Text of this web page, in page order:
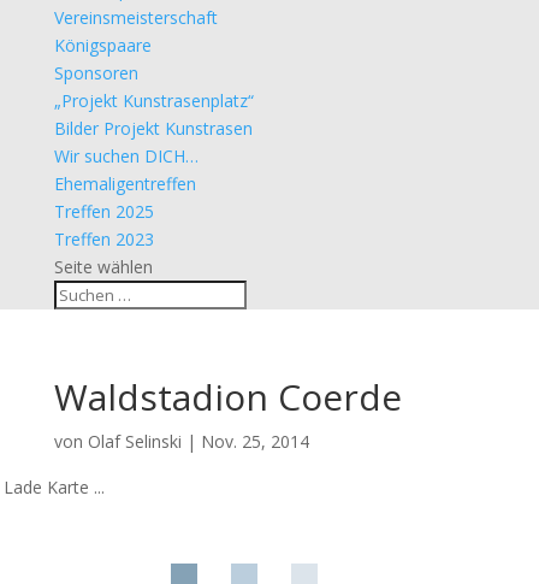
Vereinsmeisterschaft
Königspaare
Sponsoren
„Projekt Kunstrasenplatz“
Bilder Projekt Kunstrasen
Wir suchen DICH…
Ehemaligentreffen
Treffen 2025
Treffen 2023
Seite wählen
Waldstadion Coerde
von Olaf Selinski | Nov. 25, 2014
Lade Karte ...